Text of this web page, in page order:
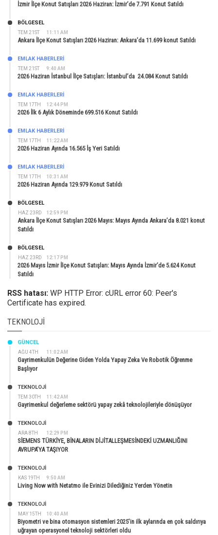
İzmir İlçe Konut Satışları 2026 Haziran: İzmir’de 7.791 Konut Satıldı
TEM 21ST 11:11 AM
BÖLGESEL
Ankara İlçe Konut Satışları 2026 Haziran: Ankara’da 11.699 konut Satıldı
TEM 21ST 9:40 AM
EMLAK HABERLERI
2026 Haziran İstanbul İlçe Satışları: İstanbul’da 24.084 Konut Satıldı
TEM 17TH 12:44 PM
EMLAK HABERLERI
2026 İlk 6 Aylık Döneminde 699.516 Konut Satıldı
TEM 17TH 11:22 AM
EMLAK HABERLERI
2026 Haziran Ayında 16.565 İş Yeri Satıldı
TEM 17TH 10:31 AM
EMLAK HABERLERI
2026 Haziran Ayında 129.979 Konut Satıldı
HAZ 23RD 12:59 PM
BÖLGESEL
Ankara İlçe Konut Satışları 2026 Mayıs: Mayıs Ayında Ankara’da 8.021 konut
Satıldı
HAZ 23RD 12:17 PM
BÖLGESEL
2026 Mayıs İzmir İlçe Konut Satışları: Mayıs Ayında İzmir’de 5.624 Konut
Satıldı
RSS hatası: WP HTTP Error: cURL error 60: Peer's
Certificate has expired.
TEKNOLOJI
AĞU 4TH 11:02 AM
GÜNCEL
Gayrimenkulün Değerine Giden Yolda Yapay Zeka Ve Robotik Öğrenme
Başlıyor
TEM 30TH 11:42 AM
TEKNOLOJİ
Gayrimenkul değerleme sektörü yapay zekâ teknolojileriyle dönüşüyor
ARA 8TH 12:29 PM
TEKNOLOJİ
SİEMENS TÜRKİYE, BİNALARIN DİJİTALLEŞMESİNDEKİ UZMANLIĞINI
AVRUPA’YA TAŞIYOR
KAS 19TH 9:50 AM
TEKNOLOJİ
Living Now with Netatmo ile Evinizi Dilediğiniz Yerden Yönetin
MAY 15TH 10:40 AM
TEKNOLOJİ
Biyometri ve bina otomasyon sistemleri 2025’in ilk aylarında en çok saldırıya
uğrayan operasyonel teknoloji sektörleri oldu